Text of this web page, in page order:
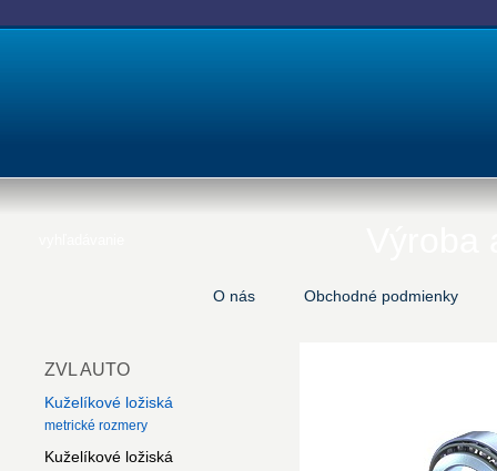
O nás Obchodné podmienky
ZVL AUTO
Kuželíkové ložiská
metrické rozmery
Kuželíkové ložiská